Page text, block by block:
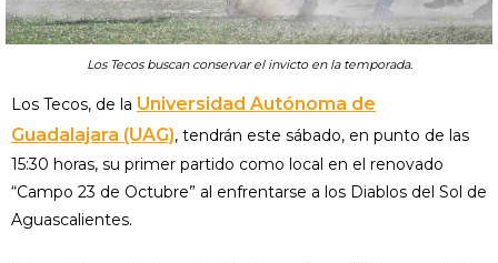
Los Tecos buscan conservar el invicto en la temporada.
Los Tecos, de la Universidad Autónoma de
Guadalajara (UAG), tendrán este sábado, en punto de las
15:30 horas, su primer partido como local en el renovado
“Campo 23 de Octubre” al enfrentarse a los Diablos del Sol de
Aguascalientes.